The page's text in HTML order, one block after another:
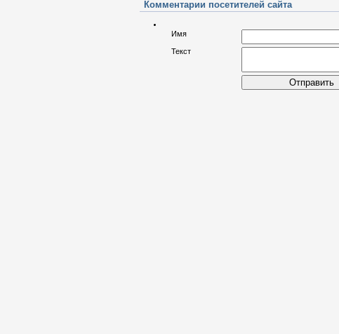
Комментарии посетителей сайта
Имя
Текст
Отправить